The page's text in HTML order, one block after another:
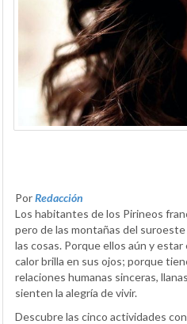
PorRedacción
Los habitantes de los Pirineos
pero de las montañas del
las cosas. Porque ellos aún y
calor brilla en sus ojos; porque
relaciones humanas sinceras,
sienten la alegría de vivir.
Descubre las cinco actividades